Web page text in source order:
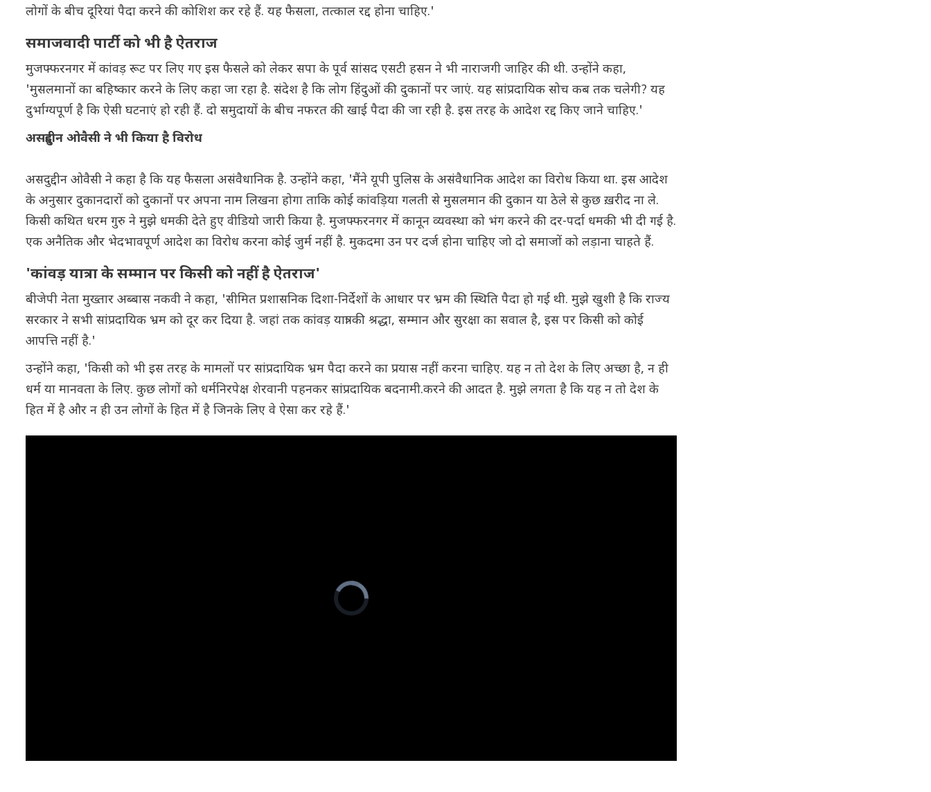
लोगों के बीच दूरियां पैदा करने की कोशिश कर रहे हैं. यह फैसला, तत्काल रद्द होना चाहिए.'
समाजवादी पार्टी को भी है ऐतराज
मुजफ्फरनगर में कांवड़ रूट पर लिए गए इस फैसले को लेकर सपा के पूर्व सांसद एसटी हसन ने भी नाराजगी जाहिर की थी. उन्होंने कहा,
'मुसलमानों का बहिष्कार करने के लिए कहा जा रहा है. संदेश है कि लोग हिंदुओं की दुकानों पर जाएं. यह सांप्रदायिक सोच कब तक चलेगी? यह
दुर्भाग्यपूर्ण है कि ऐसी घटनाएं हो रही हैं. दो समुदायों के बीच नफरत की खाई पैदा की जा रही है. इस तरह के आदेश रद्द किए जाने चाहिए.'
असदुद्दीन ओवैसी ने भी किया है विरोध
असदुद्दीन ओवैसी ने कहा है कि यह फैसला असंवैधानिक है. उन्होंने कहा, 'मैंने यूपी पुलिस के असंवैधानिक आदेश का विरोध किया था. इस आदेश
के अनुसार दुकानदारों को दुकानों पर अपना नाम लिखना होगा ताकि कोई कांवड़िया गलती से मुसलमान की दुकान या ठेले से कुछ ख़रीद ना ले.
किसी कथित धरम गुरु ने मुझे धमकी देते हुए वीडियो जारी किया है. मुजफ्फरनगर में कानून व्यवस्था को भंग करने की दर-पर्दा धमकी भी दी गई है.
एक अनैतिक और भेदभावपूर्ण आदेश का विरोध करना कोई जुर्म नहीं है. मुकदमा उन पर दर्ज होना चाहिए जो दो समाजों को लड़ाना चाहते हैं.
'कांवड़ यात्रा के सम्मान पर किसी को नहीं है ऐतराज'
बीजेपी नेता मुख्तार अब्बास नकवी ने कहा, 'सीमित प्रशासनिक दिशा-निर्देशों के आधार पर भ्रम की स्थिति पैदा हो गई थी. मुझे खुशी है कि राज्य
सरकार ने सभी सांप्रदायिक भ्रम को दूर कर दिया है. जहां तक ​​कांवड़ यात्रा की श्रद्धा, सम्मान और सुरक्षा का सवाल है, इस पर किसी को कोई
आपत्ति नहीं है.'
उन्होंने कहा, 'किसी को भी इस तरह के मामलों पर सांप्रदायिक भ्रम पैदा करने का प्रयास नहीं करना चाहिए. यह न तो देश के लिए अच्छा है, न ही
धर्म या मानवता के लिए. कुछ लोगों को धर्मनिरपेक्ष शेरवानी पहनकर सांप्रदायिक बदनामी.करने की आदत है. मुझे लगता है कि यह न तो देश के
हित में है और न ही उन लोगों के हित में है जिनके लिए वे ऐसा कर रहे हैं.'